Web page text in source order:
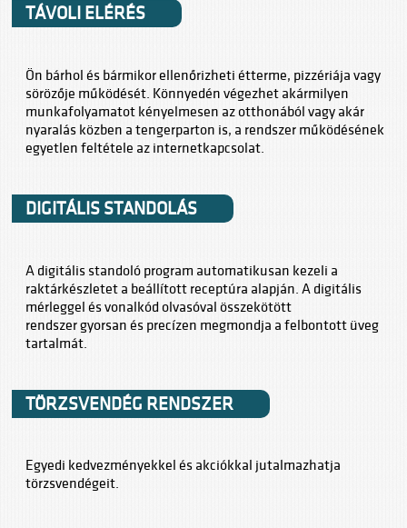
TÁVOLI ELÉRÉS
Ön bárhol és bármikor ellenőrizheti étterme, pizzériája vagy
sörözője működését. Könnyedén végezhet akármilyen
munkafolyamatot kényelmesen az otthonából vagy akár
nyaralás közben a tengerparton is, a rendszer működésének
egyetlen feltétele az internetkapcsolat.
DIGITÁLIS STANDOLÁS
A digitális standoló program automatikusan kezeli a
raktárkészletet a beállított receptúra alapján. A digitális
mérleggel és vonalkód olvasóval összekötött
rendszer gyorsan és precízen megmondja a felbontott üveg
tartalmát.
TÖRZSVENDÉG RENDSZER
Egyedi kedvezményekkel és akciókkal jutalmazhatja
törzsvendégeit.